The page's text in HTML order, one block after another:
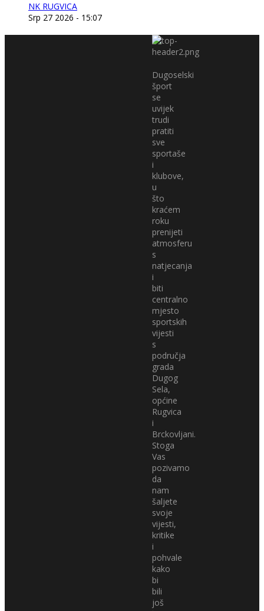
NK RUGVICA
Srp 27 2026 - 15:07
Dugoselski
šport
se
uvijek
trudi
pratiti
sve
sportaše
i
klubove,
u
što
kraćem
roku
prenijeti
atmosferu
s
natjecanja
i
biti
centralno
mjesto
sportskih
vijesti
s
područja
grada
Dugog
Sela,
općine
Rugvica
i
Brckovljani.
Stoga
Vas
pozivamo
da
nam
šaljete
svoje
vijesti,
kritike
i
pohvale
kako
bi
bili
još